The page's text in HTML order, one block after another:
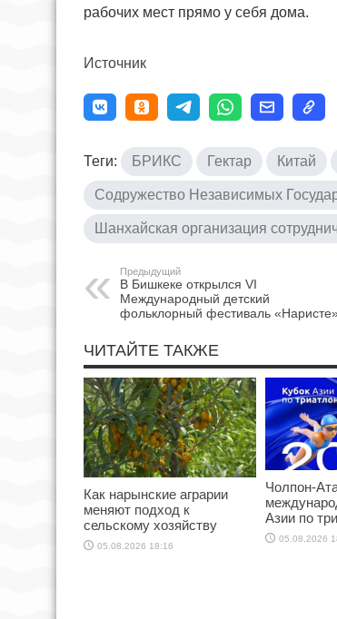
рабочих мест прямо у себя дома.
Источник
Теги: БРИКС Гектар Китай
Содружество Независимых
Шанхайская организация
Предыдущий
В Бишкеке открылся VI
Международный детский
фольклорный фестиваль
ЧИТАЙТЕ ТАКЖЕ
Как нарынские аграрии
меняют подход к
сельскому хозяйству
05.08.2026 18:16
Чолпон-
Азии по
05.08.2026